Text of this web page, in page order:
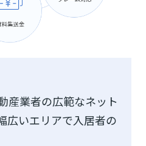
産業者の広範なネット
広いエリアで入居者の